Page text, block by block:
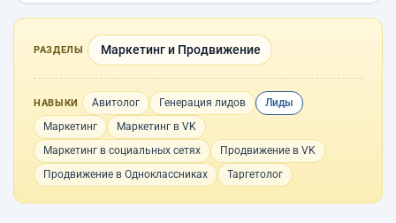
РАЗДЕЛЫ Маркетинг и Продвижение
НАВЫКИ Авитолог Генерация лидов
Лиды
Маркетинг
Маркетинг в VK
Маркетинг в социальных сетях
Продвижение в VK
Продвижение в Одноклассниках
Таргетолог